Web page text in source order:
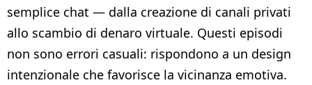
semplice chat — dalla creazione di canali privati
allo scambio di denaro virtuale. Questi episodi
non sono errori casuali: rispondono a un design
intenzionale che favorisce la vicinanza emotiva.